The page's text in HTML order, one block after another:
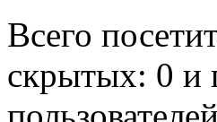
Всего
скрытых: 0 и